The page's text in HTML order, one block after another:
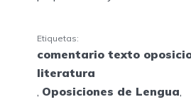
Etiquetas:
comentario texto
literatura
, Oposiciones de Lengua,